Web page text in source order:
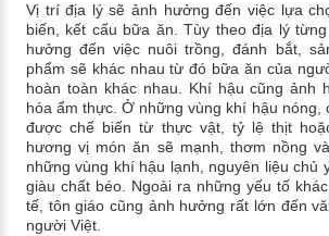
Vị trí địa lý sẽ ảnh hưởng đến việc lựa
biến, kết cấu bữa ăn. Tùy theo địa lý
hưởng đến việc nuôi trồng, đánh bắt,
phẩm sẽ khác nhau từ đó bữa ăn của
hoàn toàn khác nhau. Khí hậu cũng ảnh
hóa ẩm thực. Ở những vùng khí hậu nóng,
được chế biến từ thực vật, tỷ lệ thịt
hương vị món ăn sẽ mạnh, thơm nồng
những vùng khí hậu lạnh, nguyên liệu chủ
giàu chất béo. Ngoài ra những yếu tố
tế, tôn giáo cũng ảnh hưởng rất lớn đến
người Việt.